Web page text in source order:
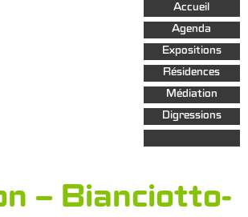
Aller au
contenu
principal
Accueil
Agenda
Expositions
Résidences
Médiation
Digressions
– Bianciotto-